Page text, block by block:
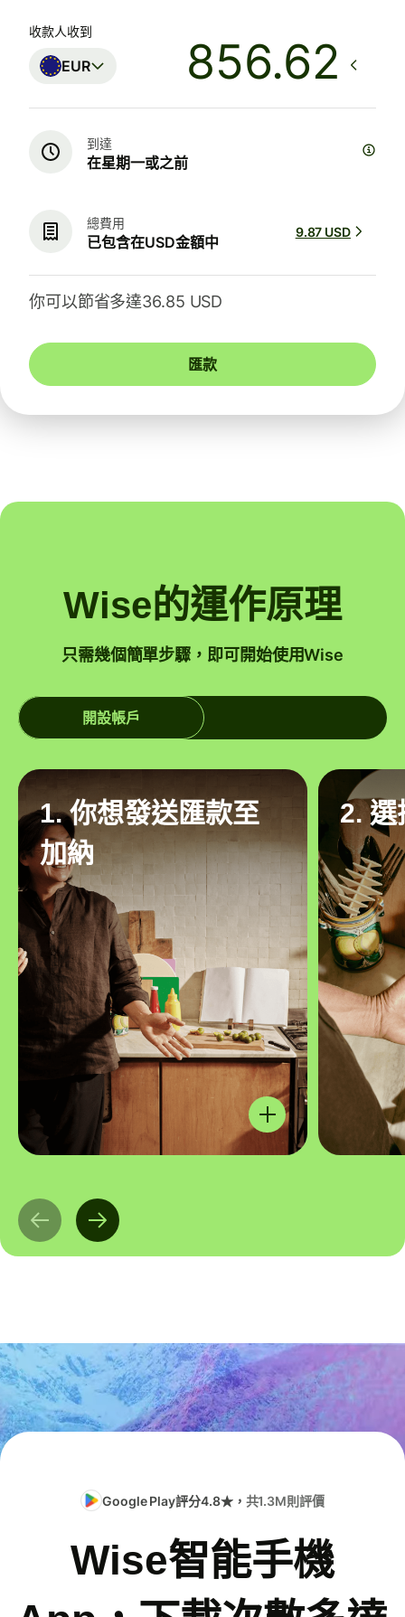
收款人收到
EUR
到達
在星期一或之前
總費用
已包含在USD金額中
9.87 USD
你可以節省多達36.85 USD
匯款
Wise的運作原理
只需幾個簡單步驟，即可開始使用Wise
開設帳戶
1. 你想發送匯款至
加納
2. 選
Google Play評分4.8★， 共1.3M則評價
Wise智能手機